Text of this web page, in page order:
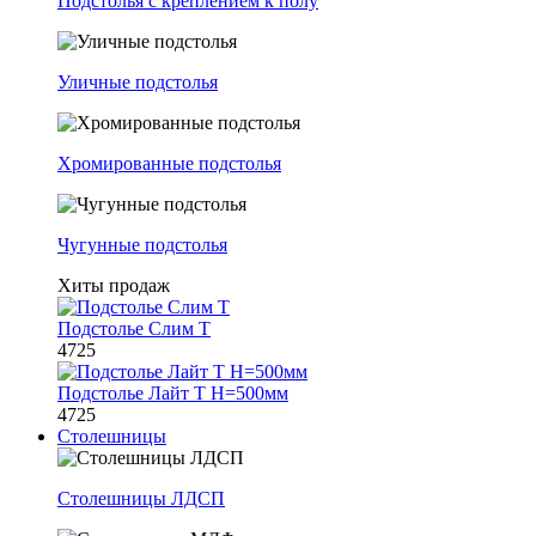
Уличные подстолья
Хромированные подстолья
Чугунные подстолья
Хиты продаж
Подстолье Слим Т
4725
Подстолье Лайт Т H=500мм
4725
Столешницы
Столешницы ЛДСП